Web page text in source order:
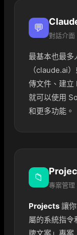
💬
對話介面
最基本也最多
（claude.ai
傳文件、建
就可以使用
和更多功能。
📁
專案管
Projects 讓
屬的系統指令